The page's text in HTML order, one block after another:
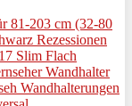
81-203 cm (32-80
Rezessionen
Slim Flach
Wandhalter
Wandhalterungen